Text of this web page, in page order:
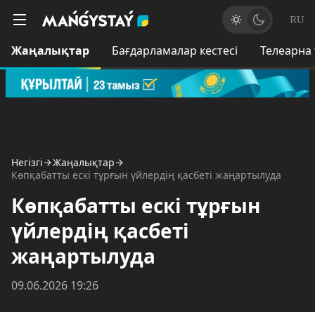
RU
Жаңалықтар Бағдарламалар кестесі
Негізгі
Жаңалықтар
Көпқабатты ескі тұрғын үйлердің қасбеті жаңартылуда
Көпқабатты ескі тұрғын
үйлердің қасбеті
жаңартылуда
09.06.2026 19:26